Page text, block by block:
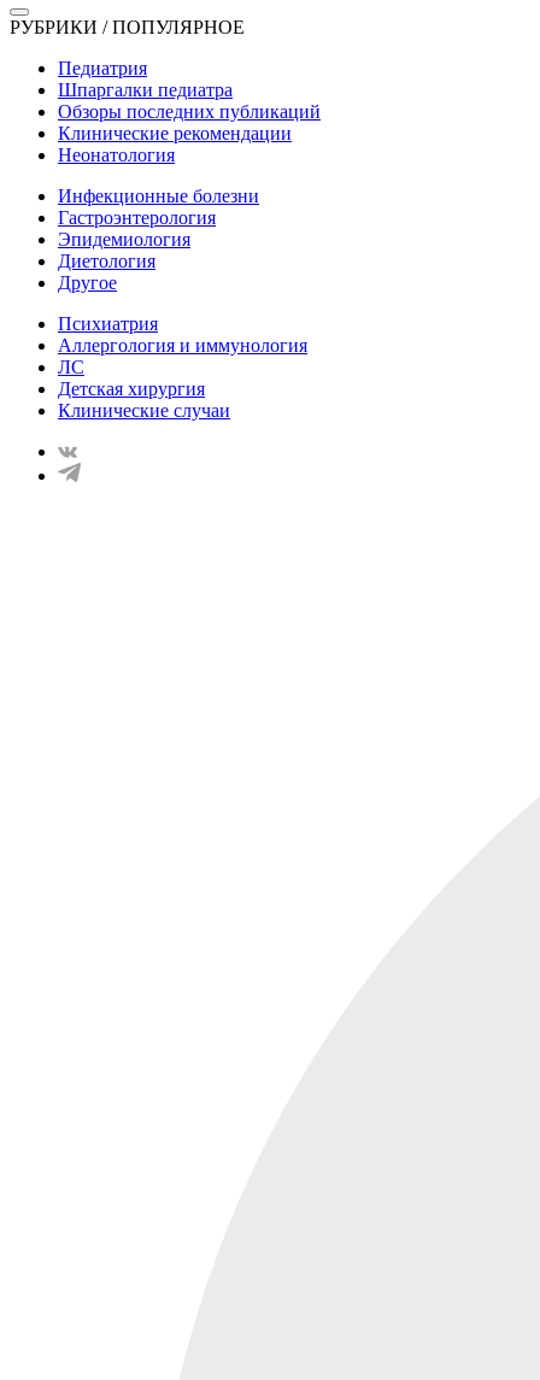
РУБРИКИ / ПОПУЛЯРНОЕ
Педиатрия
Шпаргалки педиатра
Обзоры последних публикаций
Клинические рекомендации
Неонатология
Инфекционные болезни
Гастроэнтерология
Эпидемиология
Диетология
Другое
Психиатрия
Аллергология и иммунология
ЛС
Детская хирургия
Клинические случаи